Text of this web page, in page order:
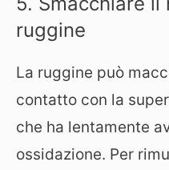
ruggine
La ruggine può
contatto con la
che ha lentamente
ossidazione. Per